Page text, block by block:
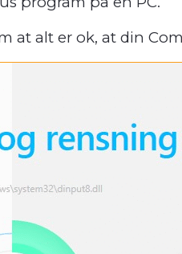
at alt er ok, at din